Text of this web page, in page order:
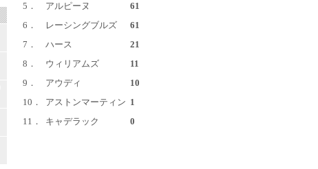
5．
アルピーヌ
61
6．
レーシングブルズ
61
7．
ハース
21
8．
ウィリアムズ
11
9．
アウディ
10
10．
アストンマーティン 1
11．
キャデラック 0